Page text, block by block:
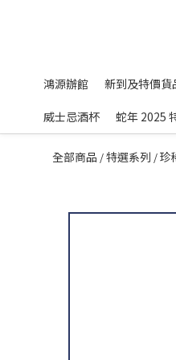
鴻源辦館 新到及特價貨
威士忌酒杯 蛇年 2025
全部商品 /特選系列 /珍